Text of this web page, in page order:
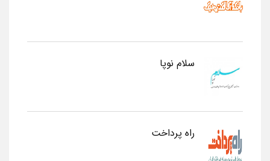
سلام نوپا
راه پرداخت